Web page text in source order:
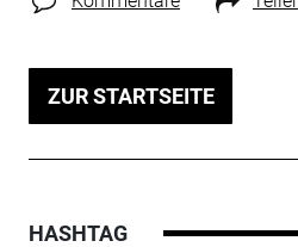
ZUR STARTSEITE
HASHTAG